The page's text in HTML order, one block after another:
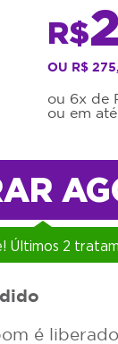
R$
OU R$
ou 6x de
ou em
Últimos 2
é